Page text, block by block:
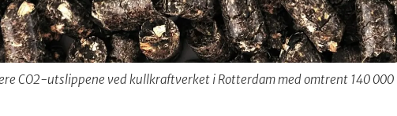
CO2-utslippene ved kullkraftverket i Rotterdam med omtrent 140